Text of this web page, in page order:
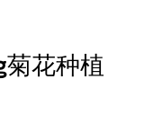
花种植